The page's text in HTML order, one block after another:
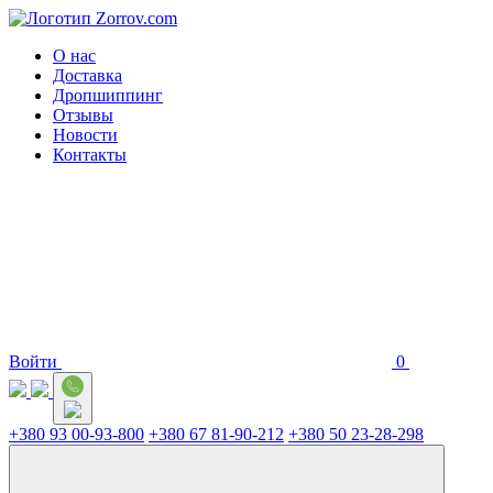
О нас
Доставка
Дропшиппинг
Отзывы
Новости
Контакты
Войти 0
+380 93 00-93-800 +380 67 81-90-212 +380 50 23-28-298